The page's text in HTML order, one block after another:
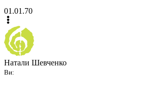
01.01.70
Натали Шевченко
Ви: